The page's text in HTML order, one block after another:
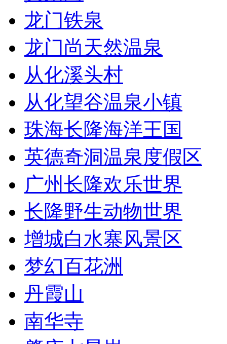
龙门铁泉
龙门尚天然温泉
从化溪头村
从化望谷温泉小镇
珠海长隆海洋王国
英德奇洞温泉度假区
广州长隆欢乐世界
长隆野生动物世界
增城白水寨风景区
梦幻百花洲
丹霞山
南华寺